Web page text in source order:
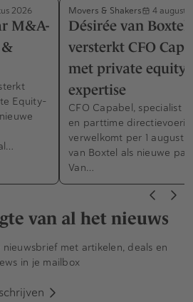
2026
M&A-
&
Equity-
Movers & Shakers 4
Désirée van Boxtel
versterkt CFO
met private equity-
expertise
CFO Capabel, specialist
en parttime
verwelkomt per 1
van Boxtel als nieuwe
Van…
van al het nieuws
met artikelen, deals en
in je mailbox